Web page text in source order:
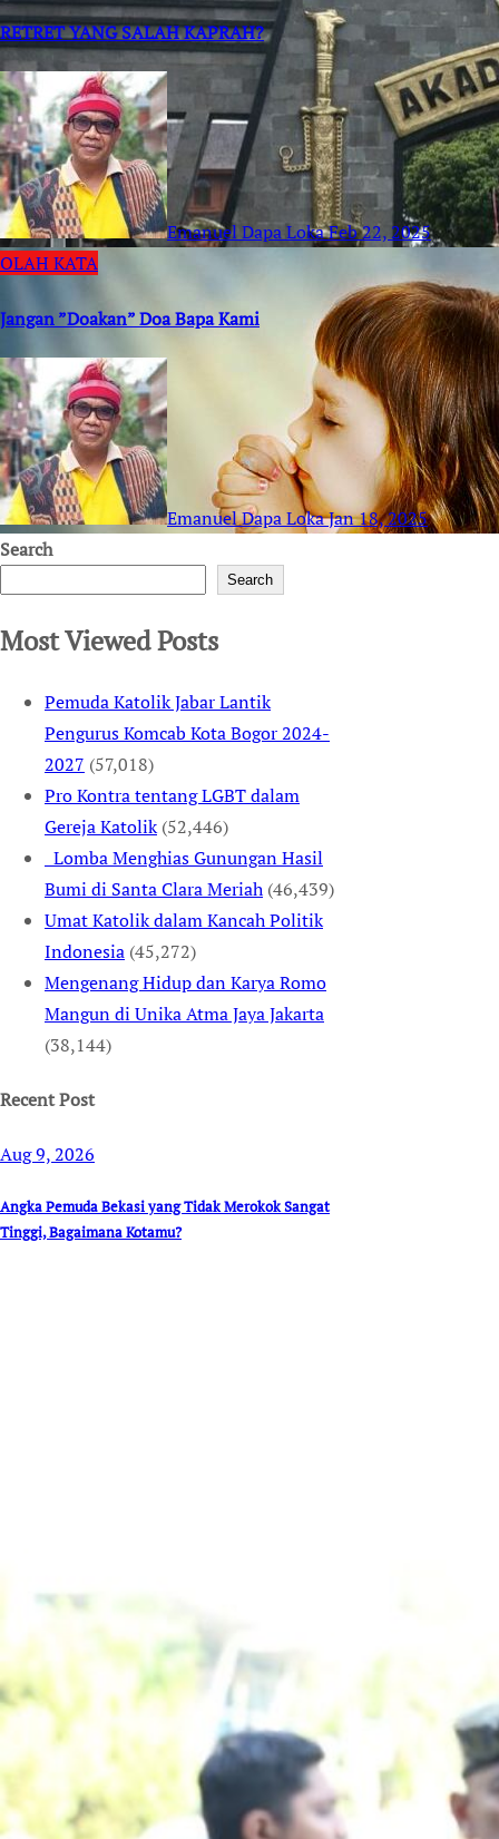
RETRET YANG SALAH KAPRAH?
Emanuel Dapa LokaFeb 22, 2025
OLAH KATA
Jangan ”Doakan” Doa Bapa Kami
Emanuel Dapa LokaJan 18, 2025
Search
Search
Most Viewed Posts
Pemuda Katolik Jabar Lantik
Pengurus Komcab Kota Bogor 2024-
2027 (57,018)
Pro Kontra tentang LGBT dalam
Gereja Katolik (52,446)
Lomba Menghias Gunungan Hasil
Bumi di Santa Clara Meriah (46,439)
Umat Katolik dalam Kancah Politik
Indonesia (45,272)
Mengenang Hidup dan Karya Romo
Mangun di Unika Atma Jaya Jakarta
(38,144)
Recent Post
Aug 9, 2026
Angka Pemuda Bekasi yang Tidak Merokok Sangat
Tinggi, Bagaimana Kotamu?